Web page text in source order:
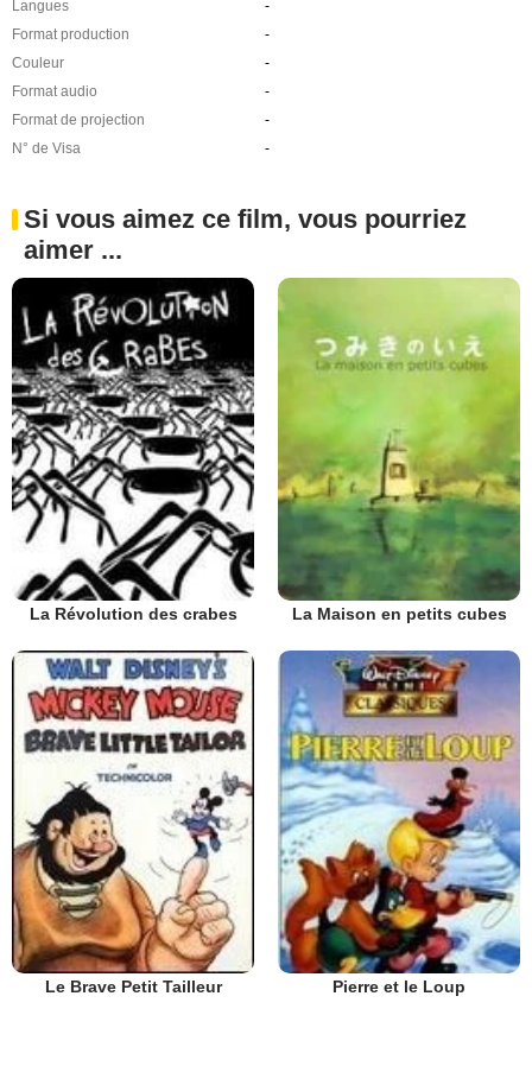
Langues
-
Format production
-
Couleur
-
Format audio
-
Format de projection
-
N° de Visa
-
Si vous aimez ce film, vous pourriez
aimer ...
La Révolution des crabes La Maison en petits cubes
Le Brave Petit Tailleur Pierre et le Loup